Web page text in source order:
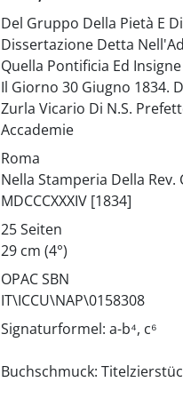
Del Gruppo Della Pietà E
Dissertazione Detta
Quella Pontificia Ed Insigne
Il Giorno 30 Giugno 1834.
Zurla Vicario Di N.S.
Accademie
Roma
Nella Stamperia Della Rev.
MDCCCXXXIV [1834]
25 Seiten
29 cm (4°)
OPAC SBN
IT\ICCU\NAP\0158308
Signaturformel: a-b⁴, c⁶
Buchschmuck: